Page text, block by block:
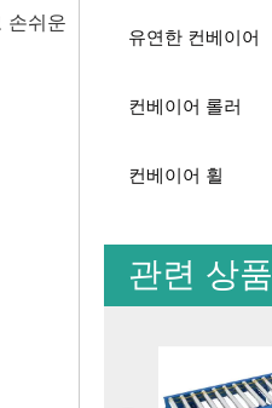
손쉬운
유연한 컨베이어
컨베이어 롤러
컨베이어 휠
관련 상품